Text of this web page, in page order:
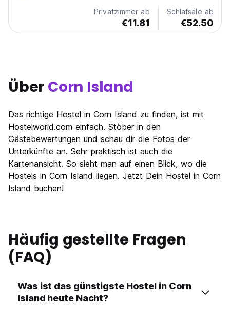
room is fitted with a wardrobe, private bathroom...
Privatzimmer ab
€11.81
Schlafsäle ab
€52.50
Über Corn Island
Das richtige Hostel in Corn Island zu finden, ist mit
Hostelworld.com einfach. Stöber in den
Gästebewertungen und schau dir die Fotos der
Unterkünfte an. Sehr praktisch ist auch die
Kartenansicht. So sieht man auf einen Blick, wo die
Hostels in Corn Island liegen. Jetzt Dein Hostel in Corn
Island buchen!
Häufig gestellte Fragen
(FAQ)
Was ist das günstigste Hostel in Corn
Island heute Nacht?